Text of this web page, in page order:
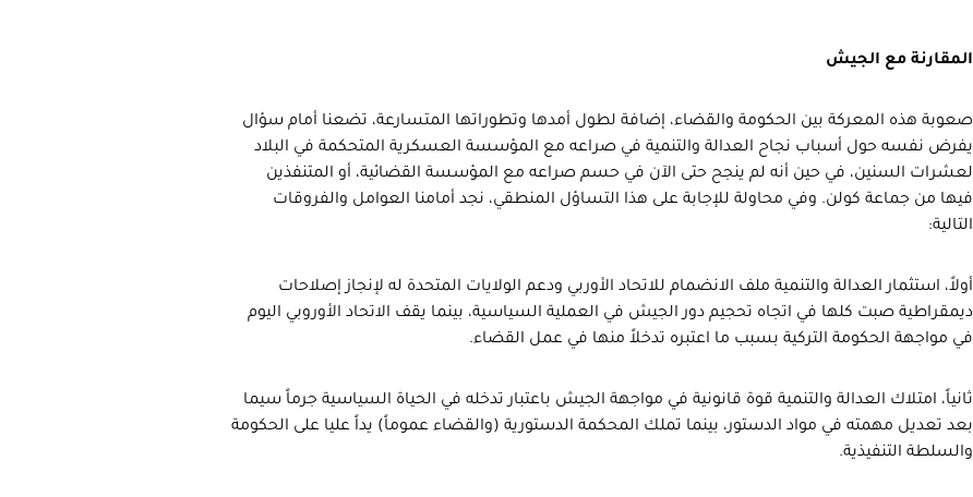
المقارنة مع الجيش
صعوبة هذه المعركة بين الحكومة والقضاء، إضافة لطول أمدها وتطوراتها المتسارعة، تضعنا أمام سؤال
يفرض نفسه حول أسباب نجاح العدالة والتنمية في صراعه مع المؤسسة العسكرية المتحكمة في البلاد
لعشرات السنين، في حين أنه لم ينجح حتى الآن في حسم صراعه مع المؤسسة القضائية، أو المتنفذين
فيها من جماعة كولن. وفي محاولة للإجابة على هذا التساؤل المنطقي، نجد أمامنا العوامل والفروقات
التالية:
أولاً، استثمار العدالة والتنمية ملف الانضمام للاتحاد الأوربي ودعم الولايات المتحدة له لإنجاز إصلاحات
ديمقراطية صبت كلها في اتجاه تحجيم دور الجيش في العملية السياسية، بينما يقف الاتحاد الأوروبي اليوم
في مواجهة الحكومة التركية بسبب ما اعتبره تدخلاً منها في عمل القضاء.
ثانياً، امتلاك العدالة والتنمية قوة قانونية في مواجهة الجيش باعتبار تدخله في الحياة السياسية جرماً سيما
بعد تعديل مهمته في مواد الدستور، بينما تملك المحكمة الدستورية (والقضاء عموماً) يداً عليا على الحكومة
والسلطة التنفيذية.